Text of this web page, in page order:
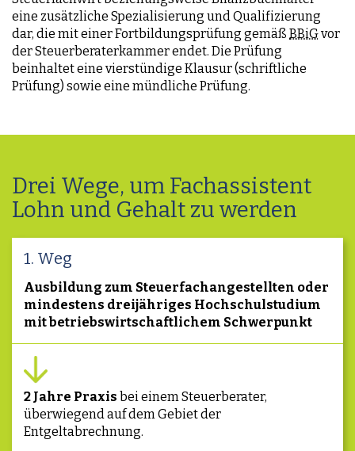
eine zusätzliche Spezialisierung und Qualifizierung
dar, die mit einer Fortbildungsprüfung gemäß BBiGvor
der Steuerberaterkammer endet. Die Prüfung
beinhaltet eine vierstündige Klausur (schriftliche
Prüfung) sowie eine mündliche Prüfung.
Drei Wege, um Fachassistent
Lohn und Gehalt zu werden
1. Weg
Ausbildung zum Steuerfachangestellten oder
mindestens dreijähriges Hochschulstudium
mit betriebswirtschaftlichem Schwerpunkt
2 Jahre Praxis bei einem Steuerberater,
überwiegend auf dem Gebiet der
Entgeltabrechnung.